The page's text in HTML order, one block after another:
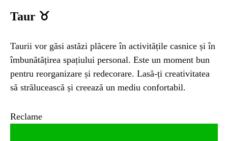
Taur ♉
Taurii vor găsi astăzi plăcere în activitățile casnice și în
îmbunătățirea spațiului personal. Este un moment bun
pentru reorganizare și redecorare. Lasă-ți creativitatea
să strălucească și creează un mediu confortabil.
Reclame
Ai simțit vreodată deja-vu? Află de ce se